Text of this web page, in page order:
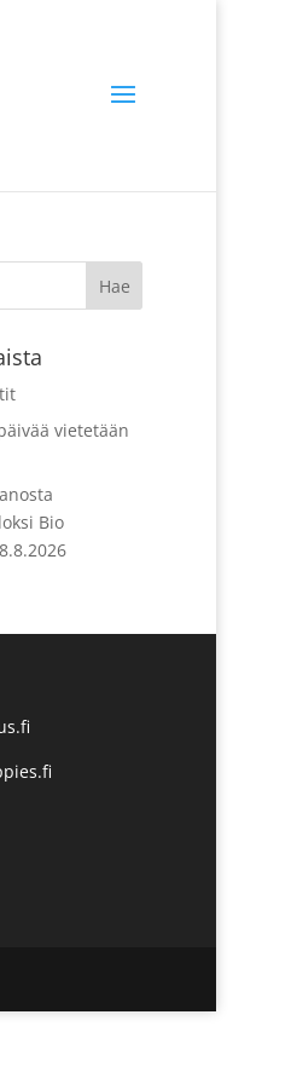
vietetään
Bio